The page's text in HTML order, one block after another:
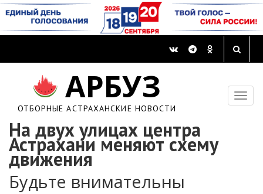
АРБУЗ
ОТБОРНЫЕ АСТРАХАНСКИЕ НОВОСТИ
На двух улицах центра
Астрахани меняют схему
движения
Будьте внимательны